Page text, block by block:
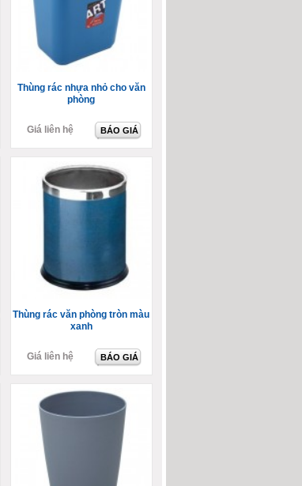
Thùng rác nhựa nhỏ cho văn
phòng
Giá liên hệ BÁO GIÁ
Thùng rác văn phòng tròn màu
xanh
Giá liên hệ BÁO GIÁ